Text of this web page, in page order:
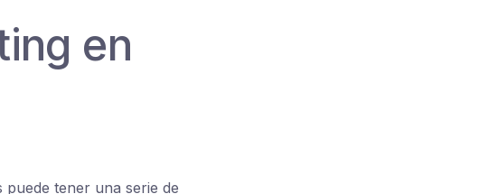
en
tener una serie de